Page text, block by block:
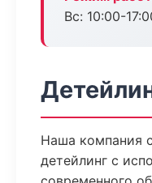
Вс: 10:00-
Наша компания
детейлинг с